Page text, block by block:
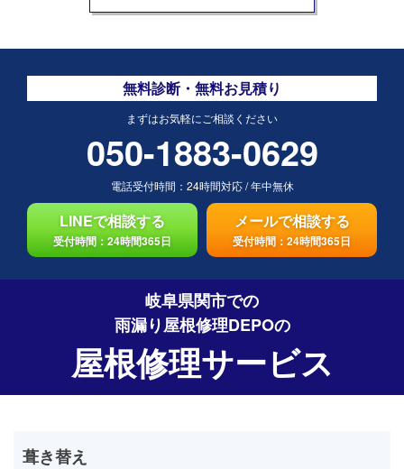
無料診断・無料お見積り
まずはお気軽にご相談ください
050-1883-0629
電話受付時間： 24時間対応/年中無休
LINEで相談する
受付時間：24時間365日
メールで相談する
受付時間：24時間365日
岐阜県関市での
雨漏り屋根修理DEPOの
屋根修理サービス
葺き替え